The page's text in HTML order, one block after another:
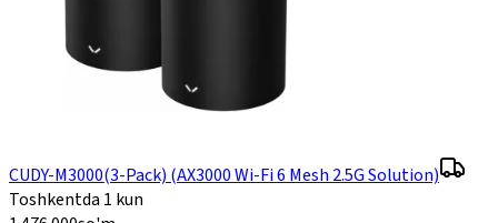
CUDY-M3000(3-Pack) (AX3000 Wi-Fi 6 Mesh 2.5G Solution)
Toshkentda 1 kun